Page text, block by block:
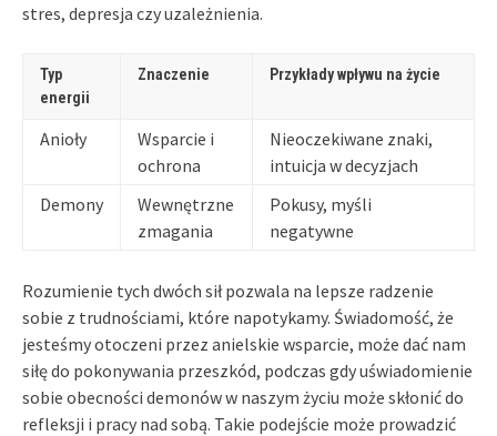
stres, depresja czy uzależnienia.
Typ
energii
Znaczenie Przykłady wpływu na życie
Anioły
Wsparcie i
ochrona
Nieoczekiwane znaki,
intuicja w decyzjach
Demony
Wewnętrzne
zmagania
Pokusy, myśli
negatywne
Rozumienie tych dwóch sił pozwala na lepsze radzenie
sobie z trudnościami, które napotykamy. Świadomość, że
jesteśmy otoczeni przez anielskie wsparcie, może dać nam
siłę do pokonywania przeszkód, podczas gdy uświadomienie
sobie obecności demonów w naszym życiu może skłonić do
refleksji i pracy nad sobą. Takie podejście może prowadzić